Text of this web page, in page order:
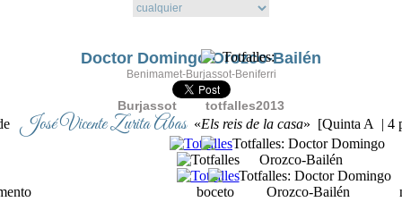
Doctor Domingo Orozco-Bailén
Benimamet-Burjassot-Beniferri
Burjassot totfalles2013
José Vicente Zurita Abas«Els reis de la casa» [Quinta A | 4
boceto ninot